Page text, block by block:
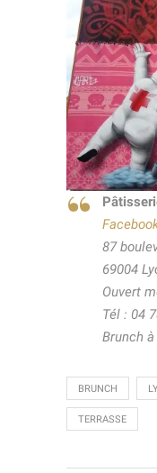
87
69004
Ouvert
Tél : 04
Brunch
BRUNCH
TERRASSE